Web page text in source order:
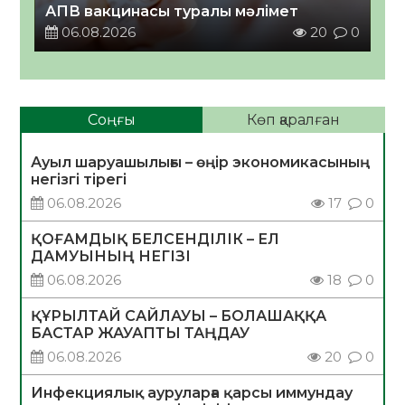
АПВ вакцинасы туралы мәлімет
06.08.2026
20 0
Соңғы Көп қаралған
Ауыл шаруашылығы – өңір экономикасының
негізгі тірегі
06.08.2026
17 0
ҚОҒАМДЫҚ БЕЛСЕНДІЛІК – ЕЛ
ДАМУЫНЫҢ НЕГІЗІ
06.08.2026
18 0
ҚҰРЫЛТАЙ САЙЛАУЫ – БОЛАШАҚҚА
БАСТАР ЖАУАПТЫ ТАҢДАУ
06.08.2026
20 0
Инфекциялық ауруларға қарсы иммундау